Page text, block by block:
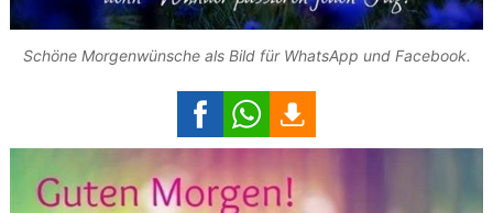
Schöne Morgenwünsche als Bild für WhatsApp und Facebook.